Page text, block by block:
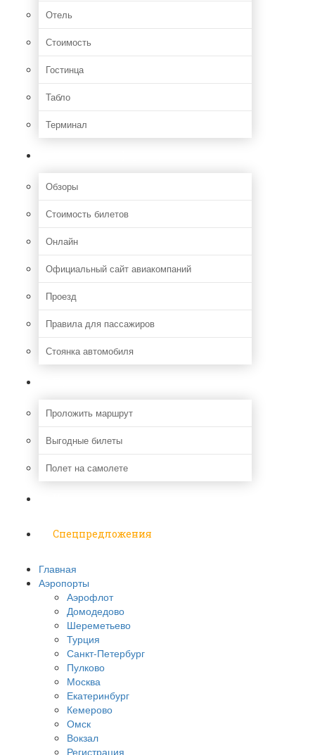
Отель
Стоимость
Гостинца
Табло
Терминал
Обзоры
Стоимость билетов
Онлайн
Официальный сайт авиакомпаний
Проезд
Правила для пассажиров
Стоянка автомобиля
Проложить маршрут
Выгодные билеты
Полет на самолете
Спецпредложения
Главная
Аэропорты
Аэрофлот
Домодедово
Шереметьево
Турция
Санкт-Петербург
Пулково
Москва
Екатеринбург
Кемерово
Омск
Вокзал
Регистрация